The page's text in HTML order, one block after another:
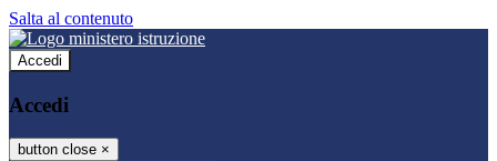
Salta al contenuto
Accedi
Accedi
button close ×